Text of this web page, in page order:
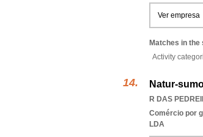
Ver empresa
Matches in the
Activity
Natur-
R DAS
Comércio por
LDA